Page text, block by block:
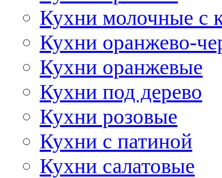
Кухни молочные с
Кухни оранжево-
Кухни оранжевые
Кухни под дерево
Кухни розовые
Кухни с патиной
Кухни салатовые